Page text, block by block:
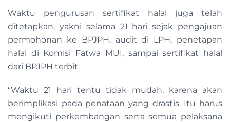
Waktu pengurusan sertifikat halal juga telah
ditetapkan, yakni selama 21 hari sejak pengajuan
permohonan ke BPJPH, audit di LPH, penetapan
halal di Komisi Fatwa MUI, sampai sertifikat halal
dari BPJPH terbit.
“Waktu 21 hari tentu tidak mudah, karena akan
berimplikasi pada penataan yang drastis. Itu harus
mengikuti perkembangan serta semua pelaksana